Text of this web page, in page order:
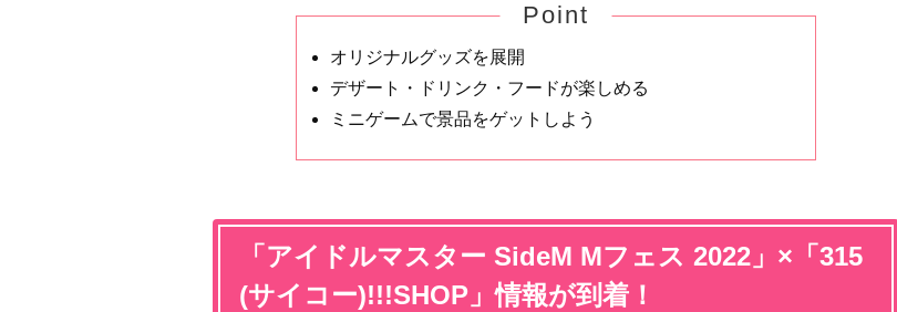
Point
オリジナルグッズを展開
デザート・ドリンク・フードが楽しめる
ミニゲームで景品をゲットしよう
「アイドルマスター SideM Mフェス 2022」×「315
(サイコー)!!!SHOP」情報が到着！